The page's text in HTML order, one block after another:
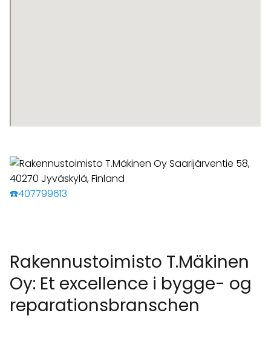
☎️407799613
Rakennustoimisto T.Mäkinen
Oy: Et excellence i bygge- og
reparationsbranschen